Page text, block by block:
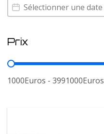
Annee
Annee
Prix
Prix
1000Euros - 3991000Euros